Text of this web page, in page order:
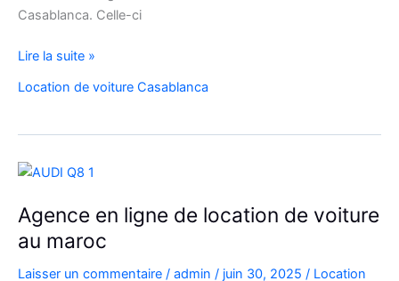
Casablanca. Celle-ci
location
casablanca
Lire la suite »
Location de voiture Casablanca
Agence en ligne de location de voiture
au maroc
Laisser un commentaire / admin / juin 30, 2025 / Location